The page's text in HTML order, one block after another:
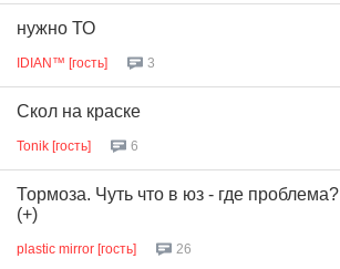
нужно ТО
IDIAN™ [гость] 3
Скол на краске
Tonik [гость] 6
Тормоза. Чуть что в юз - где проблема?
(+)
plastic mirror [гость] 26